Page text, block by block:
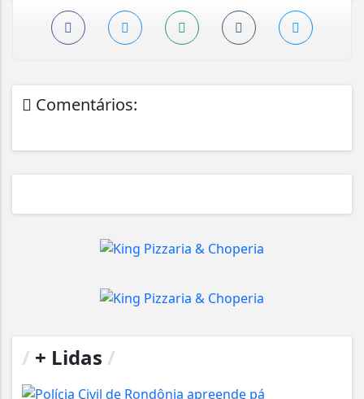
Comentários:
/ + Lidas /